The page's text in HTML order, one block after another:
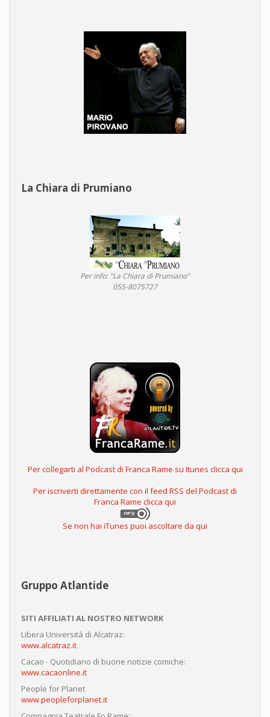
La Chiara di Prumiano
Per info: "La Chiara di Prumiano"
055-8075727
Per collegarti al Podcast di Franca Rame su Itunes clicca qui
Per iscriverti direttamente con il feed RSS del Podcast di
Franca Rame clicca qui
Se non hai iTunes puoi ascoltare da qui
Gruppo Atlantide
SITI AFFILIATI AL NOSTRO NETWORK
Libera Università di Alcatraz:
www.alcatraz.it
Cacao - Quotidiano di buone notizie comiche:
www.cacaonline.it
People for Planet
www.peopleforplanet.it